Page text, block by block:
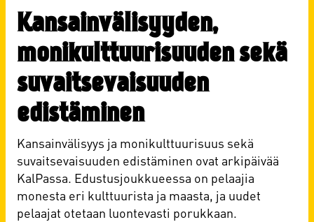
Kansainvälisyyden,
monikulttuurisuuden sekä
suvaitsevaisuuden
edistäminen
Kansainvälisyys ja monikulttuurisuus sekä
suvaitsevaisuuden edistäminen ovat arkipäivää
KalPassa. Edustusjoukkueessa on pelaajia
monesta eri kulttuurista ja maasta, ja uudet
pelaajat otetaan luontevasti porukkaan.